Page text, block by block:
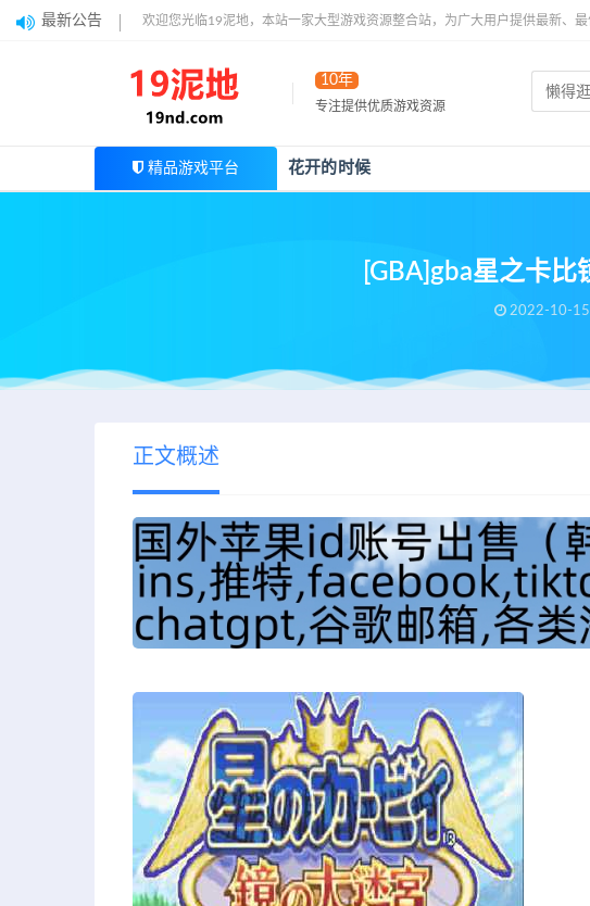
最新公告 欢迎您光临19泥地，本站一家大型游戏资源整合站，为广大用户提供最新、最
10年
专注提供优质游戏资源
精品游戏平台 花开的时候
[GBA]gba星之卡
2022-10-15
正文概述